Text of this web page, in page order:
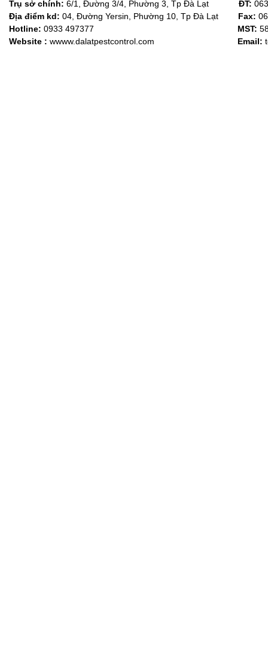
Trụ sở chính: 6/1, Đường 3/4, Phường 3, Tp Đà Lạt ĐT:
Địa điểm kd: 04, Đường Yersin, Phường 10, Tp Đà Lạt Fax:
Hotline: 0933 497377 MST:
Website : wwww.dalatpestcontrol.com Email: